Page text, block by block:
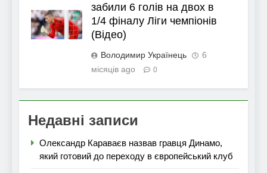
забили 6 голів на двох в
1/4 фіналу Ліги чемпіонів
(Відео)
Володимир Українець
6
місяців ago
0
Недавні записи
Олександр Караваєв назвав гравця Динамо,
який готовий до переходу в європейський клуб